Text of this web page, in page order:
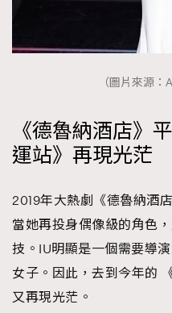
（圖片來源：
《德魯納酒店》
運站》再現光茫
2019年大熱劇《德魯納酒
當她再投身偶像級的角色
技。IU明顯是一個需要導
女子。因此，去到今年的
又再現光茫。